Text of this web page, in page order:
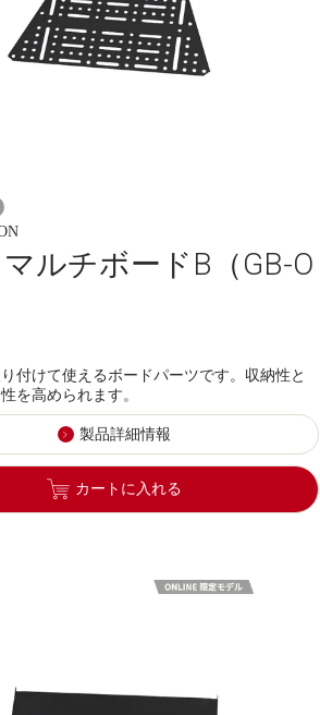
ルチボードB（GB-O
付けて使えるボードパーツです。収納性と
を高められます。
製品詳細情報
カートに入れる